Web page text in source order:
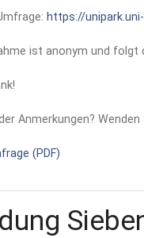
https://
ist anonym und folgt
Anmerkungen?
(PDF)